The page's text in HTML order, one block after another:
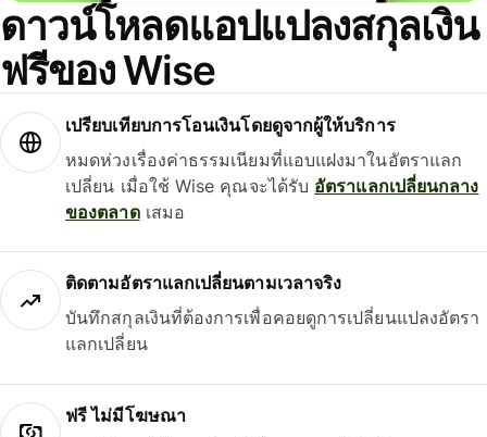
ดาวน์โหลดแอปแปลงสกุลเงิน
ฟรีของ Wise
เปรียบเทียบการโอนเงินโดยดูจากผู้ให้บริการ
หมดห่วงเรื่องค่าธรรมเนียมที่แอบแฝงมาในอัตราแลก
เปลี่ยน เมื่อใช้ Wise คุณจะได้รับ อัตราแลกเปลี่ยนกลาง
ของตลาดเสมอ
ติดตามอัตราแลกเปลี่ยนตามเวลาจริง
บันทึกสกุลเงินที่ต้องการเพื่อคอยดูการเปลี่ยนแปลงอัตรา
แลกเปลี่ยน
ฟรี ไม่มีโฆษณา